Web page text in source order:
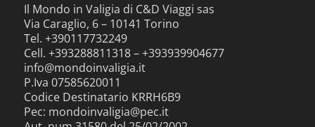
Il Mondo in Valigia di C&D Viaggi sas
Via Caraglio, 6 – 10141 Torino
Tel. +390117732249
Cell. +393288811318 – +393939904677
info@mondoinvaligia.it
P.Iva 07585620011
Codice Destinatario KRRH6B9
Pec: mondoinvaligia@pec.it